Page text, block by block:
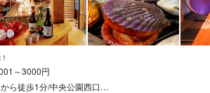
～3000円
ら徒歩1分/中央公園西口…